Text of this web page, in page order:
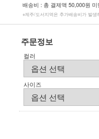
배송비 : 총 결제액 50,000원 미
※제주/도서지역은 추가배송비가 발
주문정보
컬러
사이즈